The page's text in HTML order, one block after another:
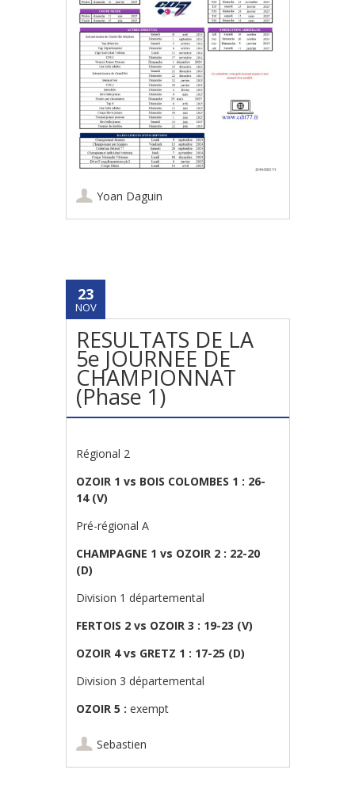
Yoan Daguin
23
NOV
RESULTATS DE LA
5e JOURNEE DE
CHAMPIONNAT
(Phase 1)
Régional 2
OZOIR 1 vs BOIS COLOMBES 1 : 26-
14 (V)
Pré-régional A
CHAMPAGNE 1 vs OZOIR 2 : 22-20
(D)
Division 1 départemental
FERTOIS 2 vs OZOIR 3 : 19-23 (V)
OZOIR 4 vs GRETZ 1 : 17-25 (D)
Division 3 départemental
OZOIR 5 :exempt
Sebastien